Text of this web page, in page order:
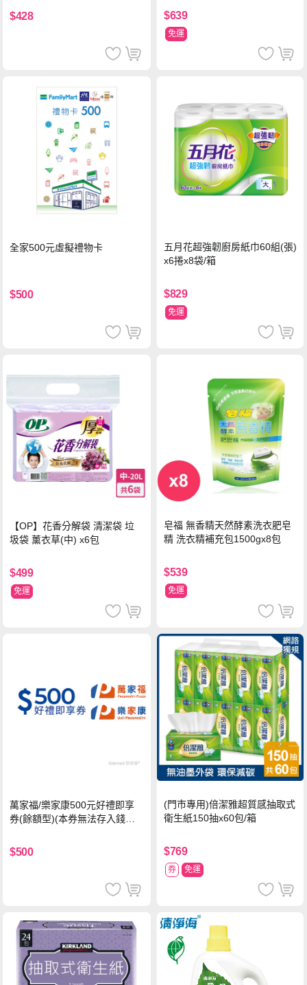
$428 $639
免運
全家500元虛擬禮物卡
$500
五月花超強韌廚房紙巾60組(張)
x6捲x8袋/箱
$829
免運
【OP】花香分解袋 清潔袋 垃
圾袋 薰衣草(中) x6包
$499
免運
皂福 無香精天然酵素洗衣肥皂
精 洗衣精補充包1500gx8包
$539
免運
萬家福/樂家康500元好禮即享
券(餘額型)(本券無法存入錢包
$500
(門市專用)倍潔雅超質感抽取式
衛生紙150抽x60包/箱
$769
券 免運